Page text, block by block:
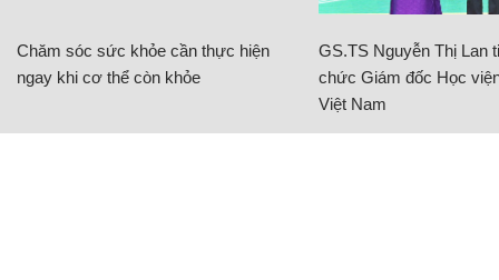
Chăm sóc sức khỏe cần thực hiện
ngay khi cơ thể còn khỏe
GS.TS Nguyễn Thị Lan
chức Giám đốc Học
Việt Nam